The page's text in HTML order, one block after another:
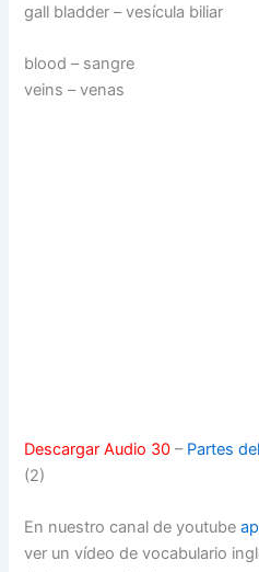
gall bladder – vesícula biliar
blood – sangre
veins – venas
Descargar Audio 30 – Partes
(2)
En nuestro canal de youtube
ver un vídeo de vocabulario